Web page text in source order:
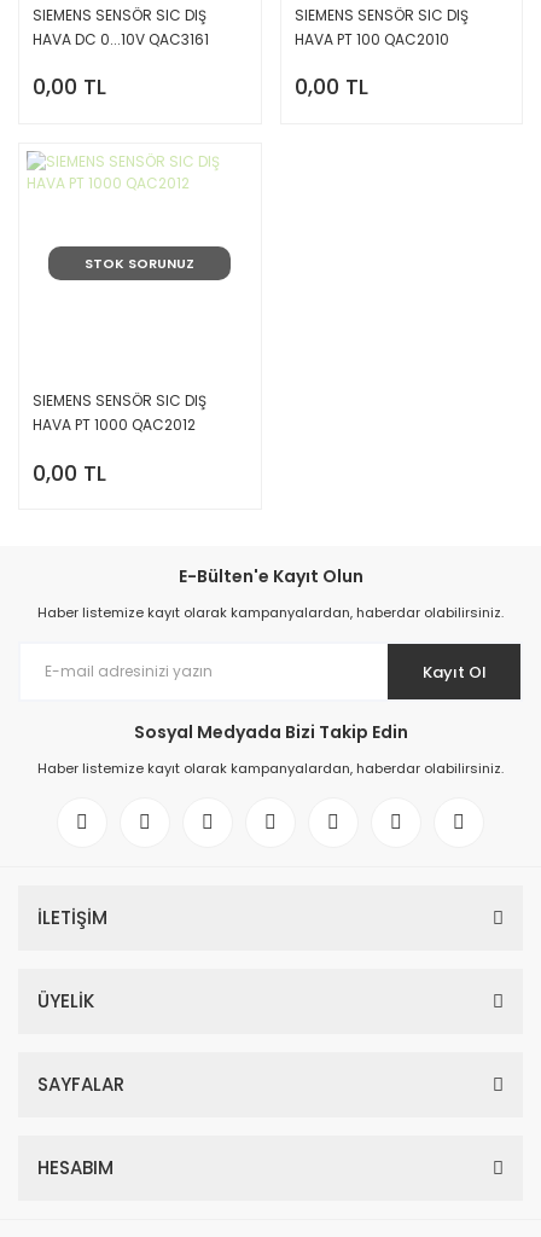
SIEMENS SENSÖR SIC DIŞ
HAVA DC 0...10V QAC3161
0,00 TL
SIEMENS SENSÖR SIC DIŞ
HAVA PT 100 QAC2010
0,00 TL
STOK SORUNUZ
SIEMENS SENSÖR SIC DIŞ
HAVA PT 1000 QAC2012
0,00 TL
E-Bülten'e Kayıt Olun
Haber listemize kayıt olarak kampanyalardan, haberdar olabilirsiniz.
Kayıt Ol
Sosyal Medyada Bizi Takip Edin
Haber listemize kayıt olarak kampanyalardan, haberdar olabilirsiniz.
İLETİŞİM
ÜYELİK
SAYFALAR
HESABIM